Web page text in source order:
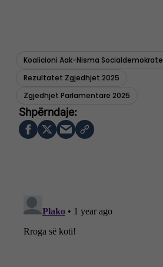
Koalicioni Aak-Nisma Socialdemokrate
Rezultatet Zgjedhjet 2025
Zgjedhjet Parlamentare 2025